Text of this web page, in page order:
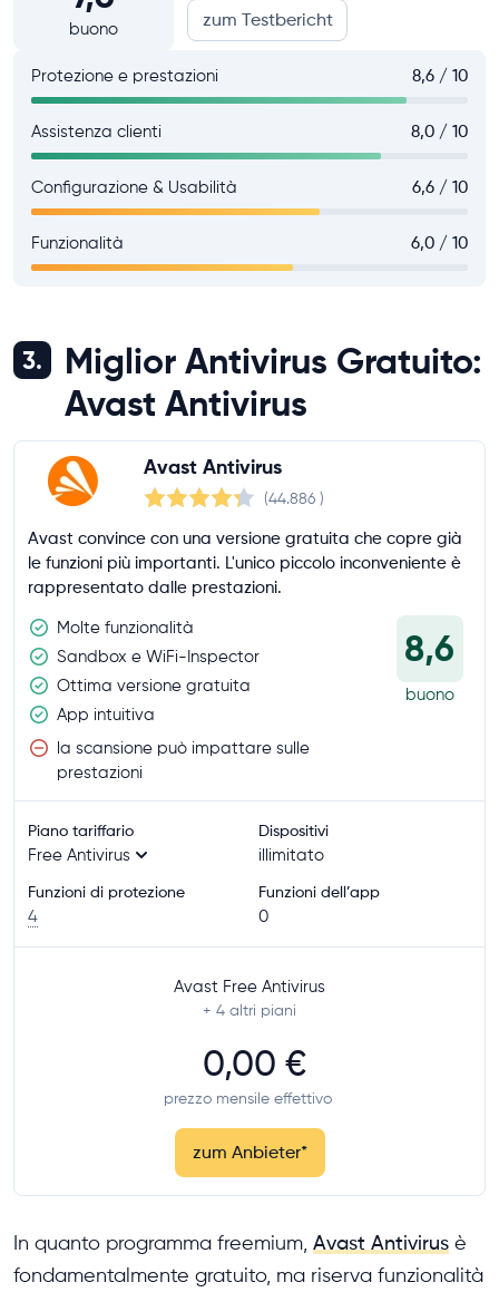
buono zum Testbericht
Protezione e prestazioni 8,6 / 10
Assistenza clienti 8,0 / 10
Configurazione & Usabilità 6,6 / 10
Funzionalità 6,0 / 10
3.
Miglior Antivirus Gratuito:
Avast Antivirus
Avast Antivirus
(44.886 )
Avast convince con una versione gratuita che copre già
le funzioni più importanti. L'unico piccolo inconveniente è
rappresentato dalle prestazioni.
Molte funzionalità
Sandbox e WiFi-Inspector
Ottima versione gratuita
App intuitiva
la scansione può impattare sulle
prestazioni
8,6
buono
Piano tariffario
Free Antivirus
Dispositivi
illimitato
Funzioni di protezione
4
Funzioni dell’app
0
Avast Free Antivirus
+ 4 altri piani
0,00 €
prezzo mensile effettivo
zum Anbieter*
In quanto programma freemium, Avast Antivirus è
fondamentalmente gratuito, ma riserva funzionalità